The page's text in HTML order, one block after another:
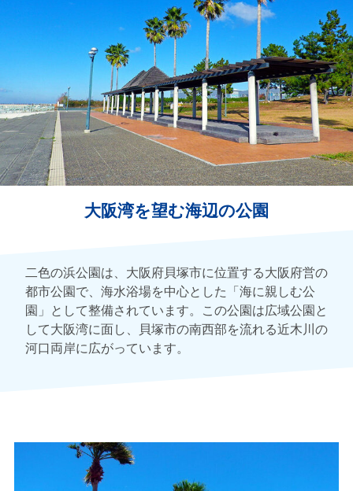
大阪湾を望む海辺の公園
二色の浜公園は、大阪府貝塚市に位置する大阪府営の
都市公園で、海水浴場を中心とした「海に親しむ公
園」として整備されています。この公園は広域公園と
して大阪湾に面し、貝塚市の南西部を流れる近木川の
河口両岸に広がっています。